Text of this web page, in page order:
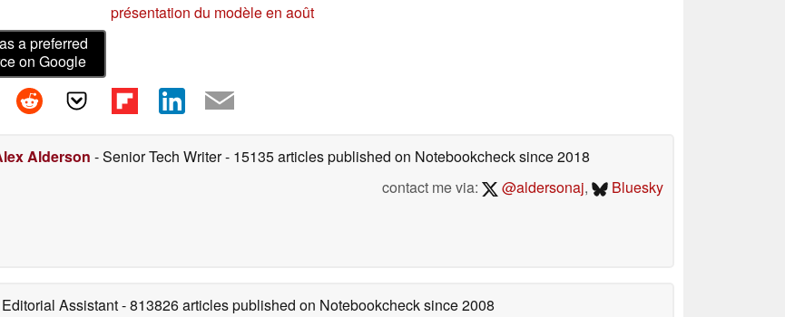
présentation du modèle en août
a preferred
on Google
Alderson - Senior Tech Writer- 15135 articles published on Notebookchecksince 2018
contact me via:
@aldersonaj, Bluesky
Assistant- 813826 articles published on Notebookchecksince 2008